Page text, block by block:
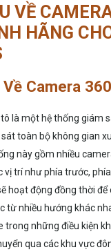
VỀ
HÃNG
Camera
là một hệ thống giám
toàn bộ không gian
này gồm nhiều
vị trí như phía trước, phía
hoạt động đồng thời để
từ nhiều hướng khác
trong những điều kiện
qua các khu vực